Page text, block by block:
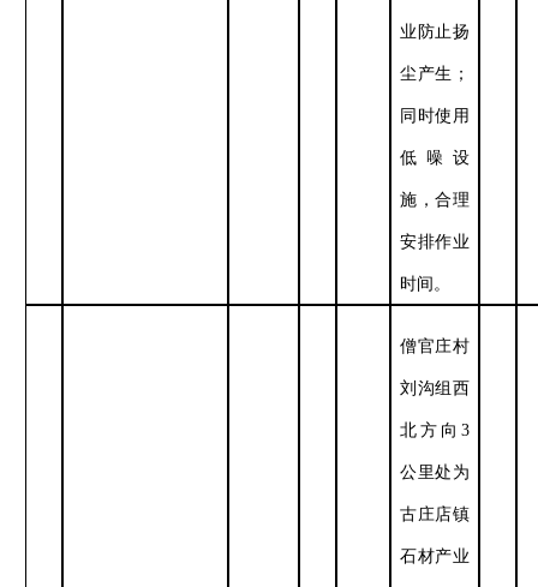
业防止扬
尘产生；
同时使用
低噪设
施，合理
安排作业
时间。
僧官庄村
刘沟组西
北方向 3
公里处为
古庄店镇
石材产业